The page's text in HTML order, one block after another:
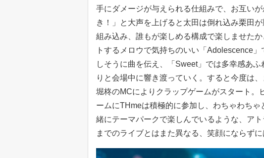
手にダメージが与えられる仕組みで、お互い
き！」と大声を上げると太田は倒れ込み栗田
組み込み、誰もが楽しめる構成で楽しませた
トするメロウで気持ちのいい「Adolescence
しそうに曲を伝え、「Sweet」では多幸感あ
りと会場中に響き渡っていく。すると今度は
堀柊のMCによりクラップゲームがスタート。
ームにTHmeは積極的に参加し、わちゃわち
緒にテーマパークで楽しんでいるような、ア
までのライブとはまた異なる、笑顔にならずに